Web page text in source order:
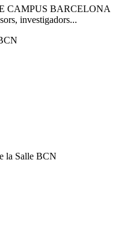
CAMPUS BARCELONA
investigadors...
la Salle BCN